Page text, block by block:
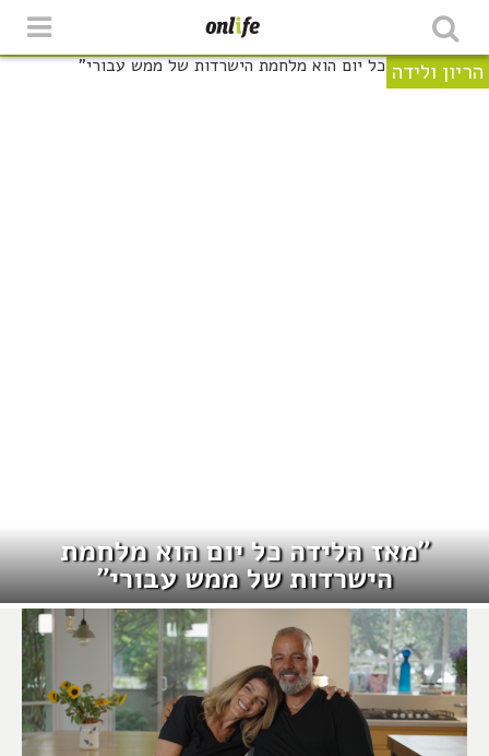
הריון ולידה
"מאז הלידה כל יום הוא מלחמת
הישרדות של ממש עבורי"